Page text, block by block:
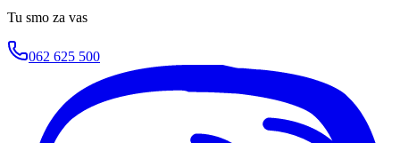
Tu smo za vas
062 625 500